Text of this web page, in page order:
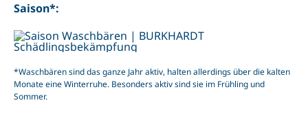
News
Kontakt
Saison*:
*Waschbären sind das ganze Jahr aktiv, halten allerdings über die kalten
Monate eine Winterruhe. Besonders aktiv sind sie im Frühling und
Sommer.